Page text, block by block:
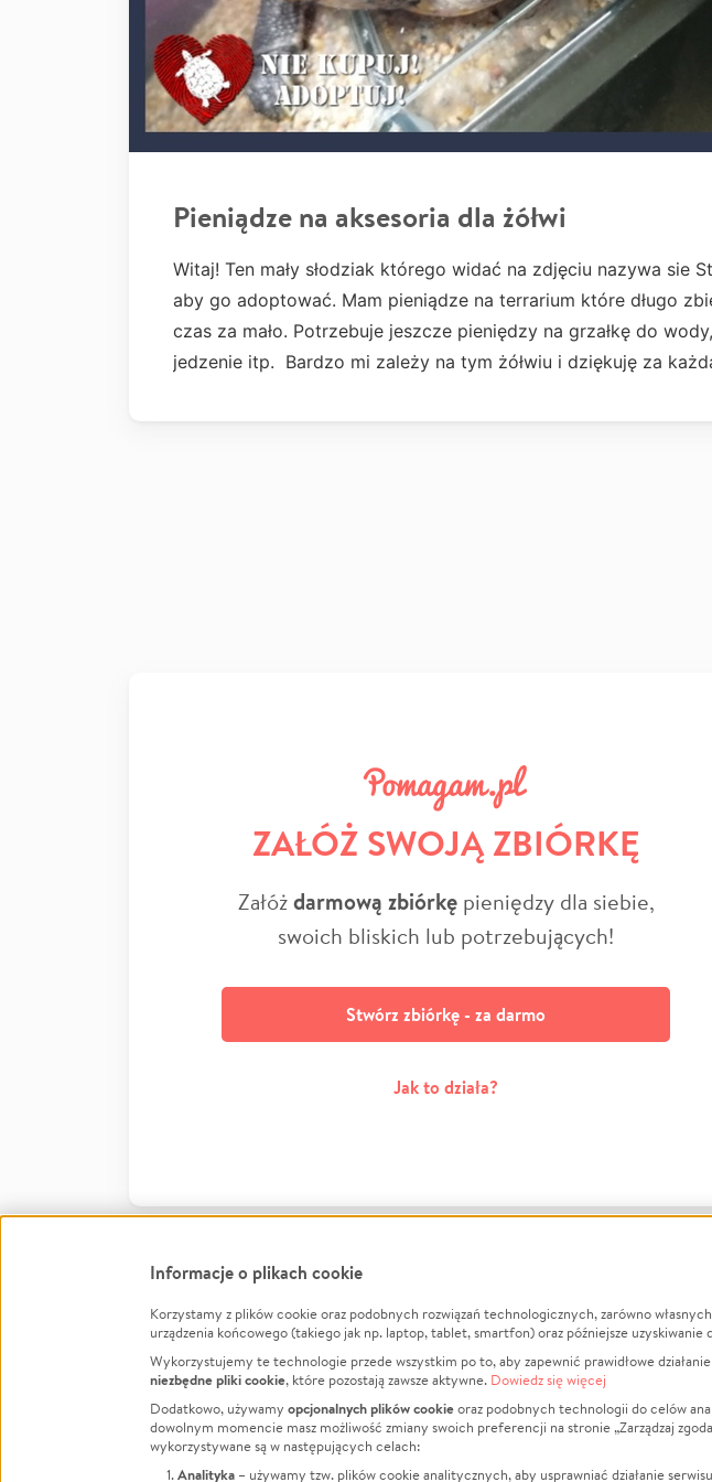
Pieniądze na aksesoria dla żółwi
Witaj! Ten mały słodziak którego widać na zdjęciu nazywa sie
aby go adoptować. Mam pieniądze na terrarium które długo
czas za mało. Potrzebuje jeszcze pieniędzy na grzałkę do
jedzenie itp. Bardzo mi zależy na tym żółwiu i dziękuję za
ZAŁÓŻ SWOJĄ ZBIÓRKĘ
Załóżdarmową zbiórkępieniędzy dla siebie,
swoich bliskich lub potrzebujących!
Stwórz zbiórkę - za darmo
Jak to działa?
FacebookTwitter Instagram
LinkedInTikTok Youtube
Informacje
Jak to działa?
Regulamin
Polityka Prywatności
O
Za
Informacje o plikach cookie
Korzystamy z plików cookie oraz podobnych rozwiązań technologicznych, zarówno
urządzenia końcowego (takiego jak np. laptop, tablet, smartfon) oraz późniejsze uzyskiwanie
Wykorzystujemy te technologie przede wszystkim po to, aby zapewnić prawidłowe
niezbędne pliki cookie, które pozostają zawsze aktywne. Dowiedz się więcej
Dodatkowo, używamy opcjonalnych plików cookieoraz podobnych technologii do celów
dowolnym momencie masz możliwość zmiany swoich preferencji na stronie „Zarządzaj
wykorzystywane są w następujących celach:
Analityka – używamy tzw. plików cookie analitycznych, aby usprawniać działanie